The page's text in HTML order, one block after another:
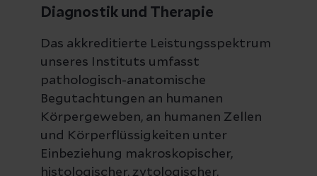
Diagnostik und Therapie
Das akkreditierte Leistungsspektrum
unseres Instituts umfasst
pathologisch-anatomische
Begutachtungen an humanen
Körpergeweben, an humanen Zellen
und Körperflüssigkeiten unter
Einbeziehung makroskopischer,
histologischer, zytologischer,